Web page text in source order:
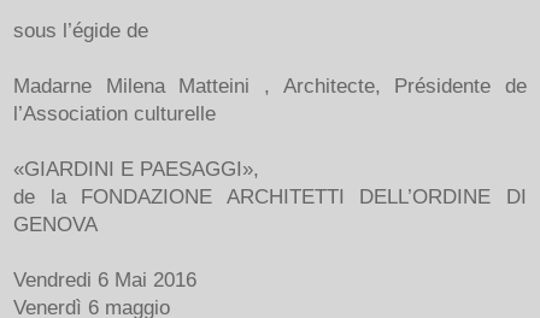
sous l’égide de
Madarne Milena Matteini , Architecte, Présidente de
l’Association culturelle
«GIARDINI E PAESAGGI»,
de la FONDAZIONE ARCHITETTI DELL’ORDINE DI
GENOVA
Vendredi 6 Mai 2016
Venerdì 6 maggio